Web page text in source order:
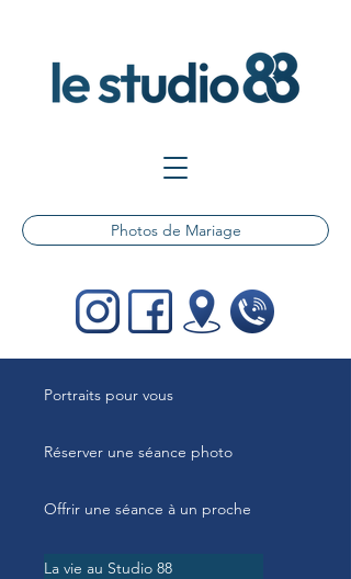
Photos de Mariage
Portraits pour vous
Réserver une séance photo
Offrir une séance à un proche
La vie au Studio 88